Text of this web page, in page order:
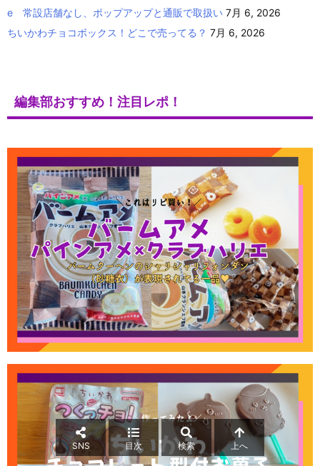
e 常設店舗なし、ポップアップと通販で取扱い 7月 6, 2026
ちいかわチョコボックス！どこで売ってる？ 7月 6, 2026
編集部おすすめ！注目レポ！
SNS 目次 検索 上へ